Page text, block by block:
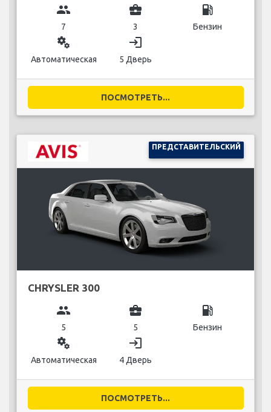
group
7
business_center
3
local_gas_station
Бензин
miscellaneous_services
Автоматическая
login
5 Дверь
ПОСМОТРЕТЬ...
ПРЕДСТАВИТЕЛЬСКИЙ
CHRYSLER 300
group
5
business_center
5
local_gas_station
Бензин
miscellaneous_services
Автоматическая
login
4 Дверь
ПОСМОТРЕТЬ...